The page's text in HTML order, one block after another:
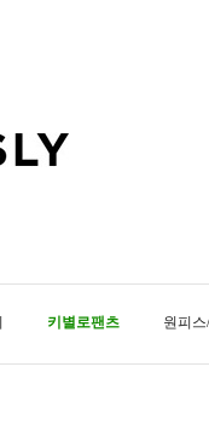
키별로팬츠 원피